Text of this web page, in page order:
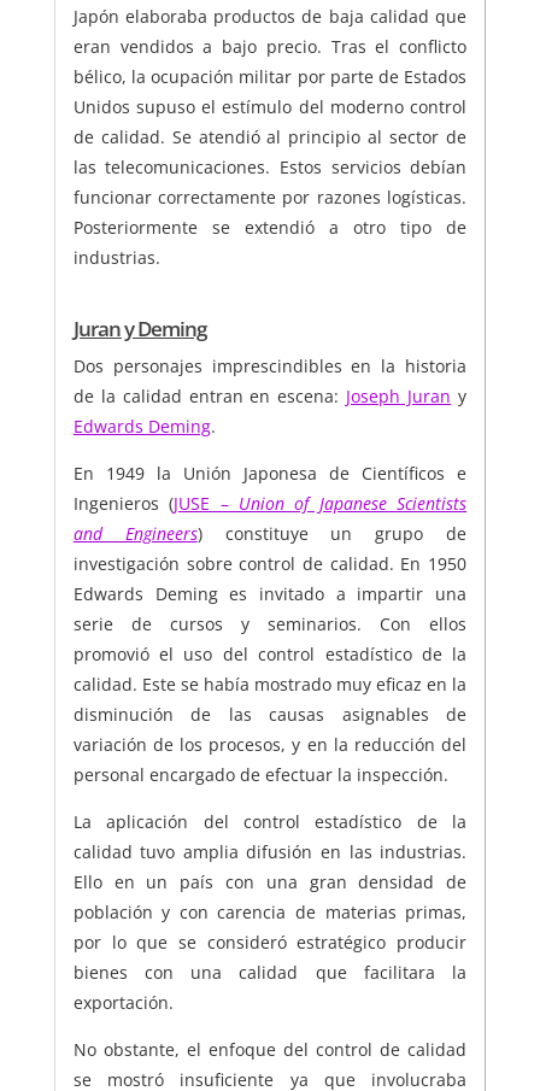
Japón elaboraba productos de baja calidad que
eran vendidos a bajo precio. Tras el conflicto
bélico, la ocupación militar por parte de Estados
Unidos supuso el estímulo del moderno control
de calidad. Se atendió al principio al sector de
las telecomunicaciones. Estos servicios debían
funcionar correctamente por razones logísticas.
Posteriormente se extendió a otro tipo de
industrias.
Juran y Deming
Dos personajes imprescindibles en la historia
de la calidad entran en escena: Joseph Juran y
Edwards Deming.
En 1949 la Unión Japonesa de Científicos e
Ingenieros (JUSE – Union of Japanese Scientists
and Engineers) constituye un grupo de
investigación sobre control de calidad. En 1950
Edwards Deming es invitado a impartir una
serie de cursos y seminarios. Con ellos
promovió el uso del control estadístico de la
calidad. Este se había mostrado muy eficaz en la
disminución de las causas asignables de
variación de los procesos, y en la reducción del
personal encargado de efectuar la inspección.
La aplicación del control estadístico de la
calidad tuvo amplia difusión en las industrias.
Ello en un país con una gran densidad de
población y con carencia de materias primas,
por lo que se consideró estratégico producir
bienes con una calidad que facilitara la
exportación.
No obstante, el enfoque del control de calidad
se mostró insuficiente ya que involucraba